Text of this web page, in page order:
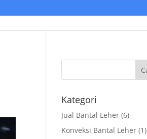
Kategori
Jual Bantal Leher(6)
Konveksi Bantal Leher(1)